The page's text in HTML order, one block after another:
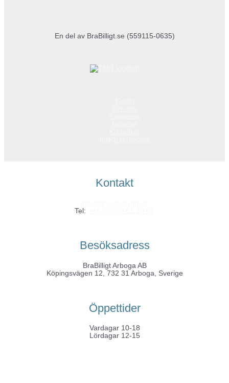
En del av BraBilligt.se (559115-0635)
Kontakt
Tel:
Besöksadress
BraBilligt Arboga AB
Köpingsvägen 12, 732 31 Arboga, Sverige
Öppettider
Vardagar 10-18
Lördagar 12-15